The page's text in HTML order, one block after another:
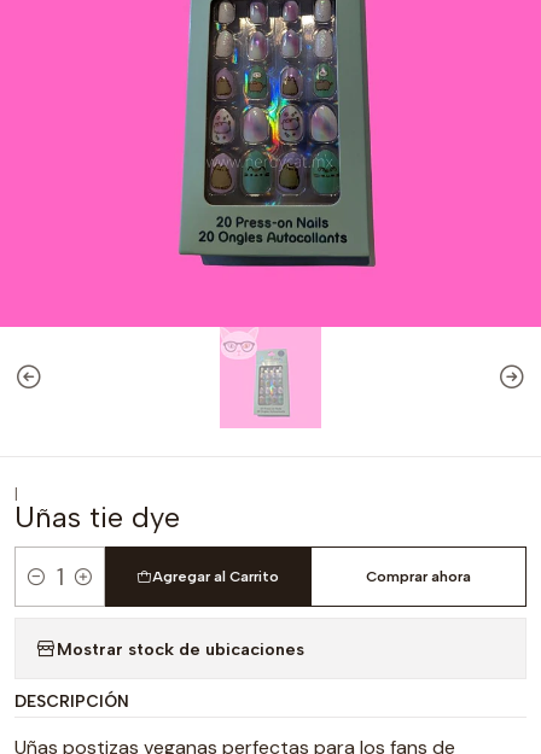
|
Uñas tie dye
Cantidad
Agregar al Carrito Comprar ahora
Mostrar stock de ubicaciones
DESCRIPCIÓN
Uñas postizas veganas perfectas para los fans de